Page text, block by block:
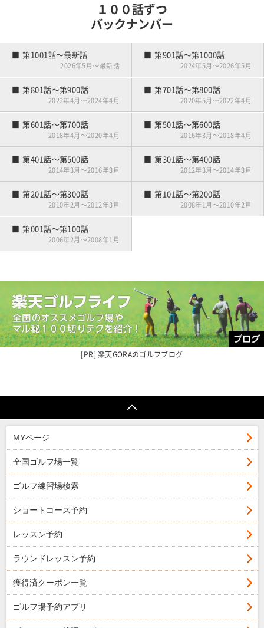
アーリーバード
第021話～第040話
競技デビュー
第001話～第020話
ゴルフはじめました
１００話ずつ
バックナンバー
第1001話～最新話
2026年5月～最新話
第901話～第1000話
2024年5月～2026年5月
第801話～第900話
2022年4月～2024年4月
第701話～第800話
2020年5月～2022年4月
第601話～第700話
2018年4月～2020年4月
第501話～第600話
2016年3月～2018年4月
第401話～第500話
2014年3月～2016年3月
第301話～第400話
2012年3月～2014年3月
第201話～第300話
2010年2月～2012年3月
第101話～第200話
2008年1月～2010年2月
第001話～第100話
2006年2月～2008年1月
楽天GORAのゴルフブログ
MYページ
全国ゴルフ場一覧
ゴルフ練習場検索
ショートコース予約
レッスン予約
ラウンドレッスン予約
獲得済クーポン一覧
ゴルフ場予約アプリ